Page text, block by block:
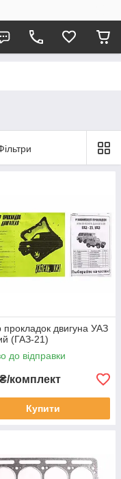
прокладок двигуна УАЗ
(ГАЗ-21)
до відправки
₴/комплект
Купити